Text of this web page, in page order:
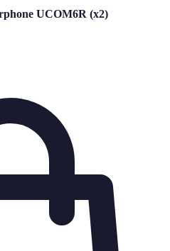
UCOM6R (x2)